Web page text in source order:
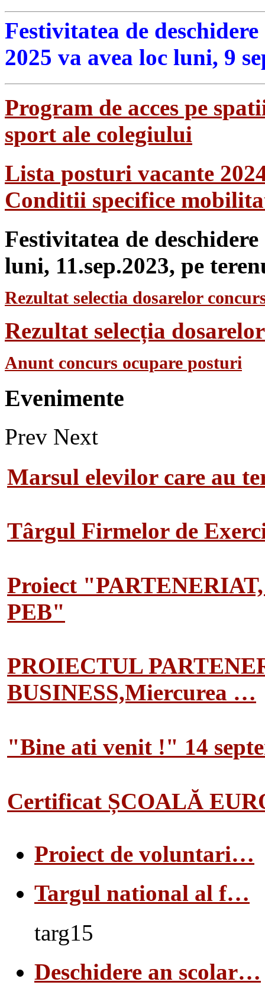
Festivitatea de
2025 va avea loc luni, 9
Program de acces pe
sport ale colegiului
Lista posturi vacante
Conditii specifice
Festivitatea de
luni, 11.sep.2023, pe
Rezultat selectia dosarelor
Rezultat selecția
Anunt concurs ocupare posturi
Evenimente
Prev Next
Marsul elevilor care au
Târgul Firmelor de
Proiect
PEB"
PROIECTUL
BUSINESS,Miercurea …
"Bine ati venit !" 14
Certificat ȘCOALĂ
Proiect de voluntari…
Targul national al f…
targ15
Deschidere an scolar…